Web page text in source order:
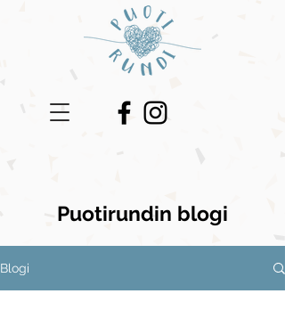
Puotirundin blogi
Blogi